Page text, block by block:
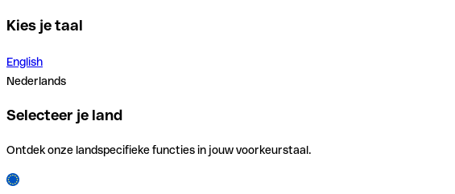
Kies je taal
English
Nederlands
Selecteer je land
Ontdek onze landspecifieke functies in jouw voorkeurstaal.